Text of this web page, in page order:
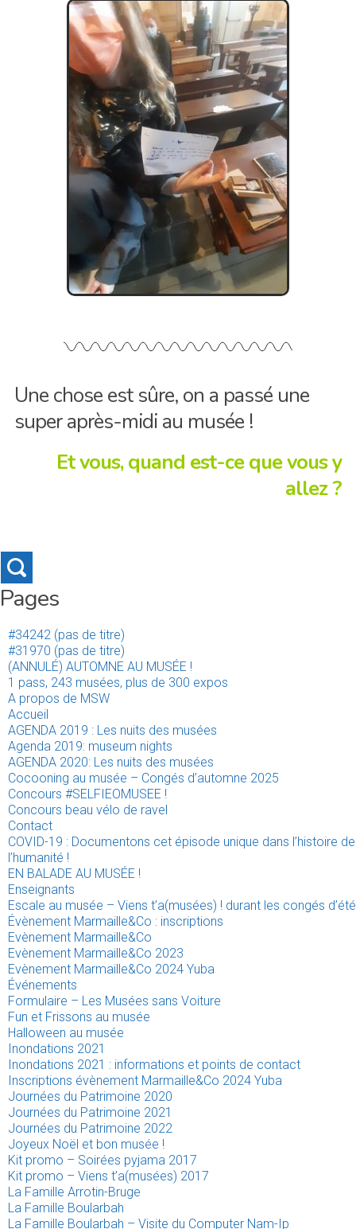
Une chose est sûre, on a passé une
super après-midi au musée !
Et vous, quand est-ce que vous y
allez ?
Pages
#34242 (pas de titre)
#31970 (pas de titre)
(ANNULÉ) AUTOMNE AU MUSÉE !
1 pass, 243 musées, plus de 300 expos
A propos de MSW
Accueil
AGENDA 2019 : Les nuits des musées
Agenda 2019: museum nights
AGENDA 2020: Les nuits des musées
Cocooning au musée – Congés d’automne 2025
Concours #SELFIEOMUSEE !
Concours beau vélo de ravel
Contact
COVID-19 : Documentons cet épisode unique dans l’histoire de
l’humanité !
EN BALADE AU MUSÉE !
Enseignants
Escale au musée – Viens t’a(musées) ! durant les congés d’été
Évènement Marmaille&Co : inscriptions
Evènement Marmaille&Co
Evènement Marmaille&Co 2023
Evènement Marmaille&Co 2024 Yuba
Événements
Formulaire – Les Musées sans Voiture
Fun et Frissons au musée
Halloween au musée
Inondations 2021
Inondations 2021 : informations et points de contact
Inscriptions évènement Marmaille&Co 2024 Yuba
Journées du Patrimoine 2020
Journées du Patrimoine 2021
Journées du Patrimoine 2022
Joyeux Noël et bon musée !
Kit promo – Soirées pyjama 2017
Kit promo – Viens t’a(musées) 2017
La Famille Arrotin-Bruge
La Famille Boularbah
La Famille Boularbah – Visite du Computer Nam-Ip